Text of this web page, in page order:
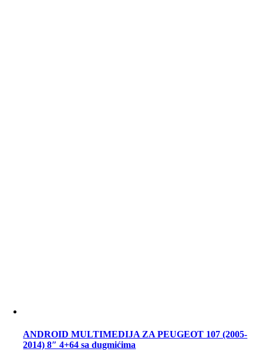
ANDROID MULTIMEDIJA ZA PEUGEOT 107 (2005-
2014) 8″ 4+64 sa dugmićima